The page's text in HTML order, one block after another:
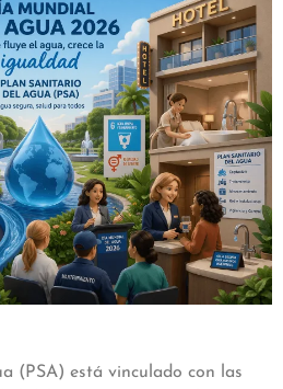
(PSA) está vinculado con las